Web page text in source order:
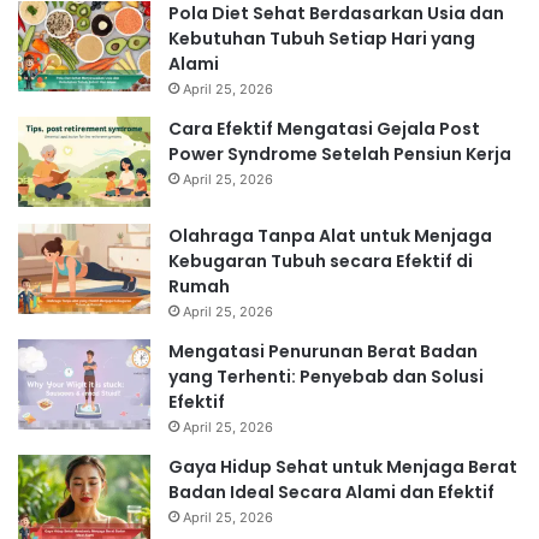
Pola Diet Sehat Berdasarkan Usia dan
Kebutuhan Tubuh Setiap Hari yang
Alami
April 25, 2026
Cara Efektif Mengatasi Gejala Post
Power Syndrome Setelah Pensiun Kerja
April 25, 2026
Olahraga Tanpa Alat untuk Menjaga
Kebugaran Tubuh secara Efektif di
Rumah
April 25, 2026
Mengatasi Penurunan Berat Badan
yang Terhenti: Penyebab dan Solusi
Efektif
April 25, 2026
Gaya Hidup Sehat untuk Menjaga Berat
Badan Ideal Secara Alami dan Efektif
April 25, 2026